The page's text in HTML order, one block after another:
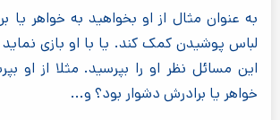
به عنوان مثال از او بخواهید به خواهر یا
لباس پوشیدن کمک کند. یا با او بازی
این مسائل نظر او را بپرسید. مثلا از او
خواهر یا برادرش دشوار بود؟ و...